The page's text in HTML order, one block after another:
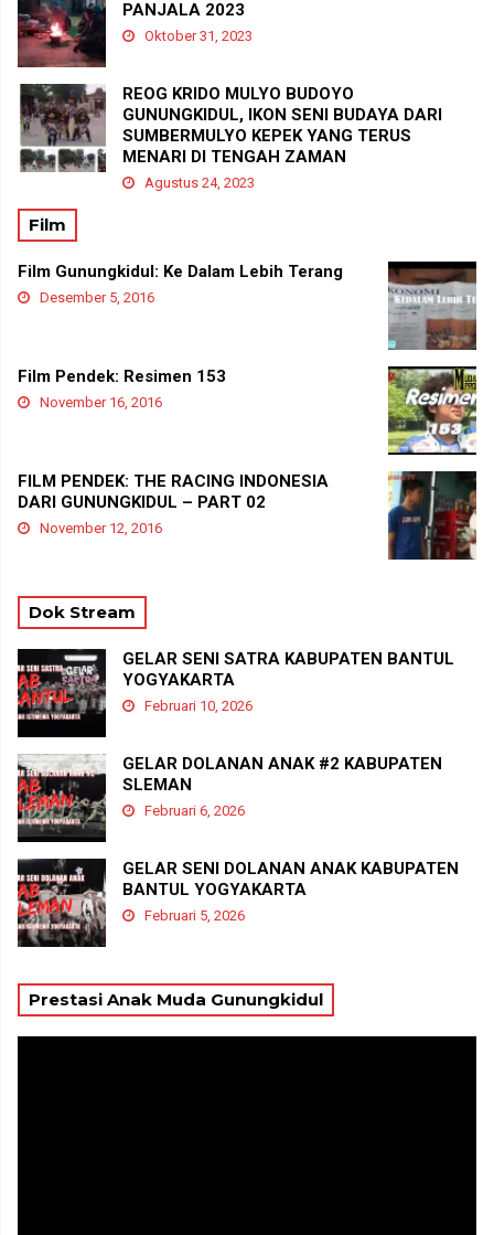
PANJALA 2023
Oktober 31, 2023
REOG KRIDO MULYO BUDOYO
GUNUNGKIDUL, IKON SENI BUDAYA DARI
SUMBERMULYO KEPEK YANG TERUS
MENARI DI TENGAH ZAMAN
Agustus 24, 2023
Film
Film Gunungkidul: Ke Dalam Lebih Terang
Desember 5, 2016
Film Pendek: Resimen 153
November 16, 2016
FILM PENDEK: THE RACING INDONESIA
DARI GUNUNGKIDUL – PART 02
November 12, 2016
Dok Stream
GELAR SENI SATRA KABUPATEN BANTUL
YOGYAKARTA
Februari 10, 2026
GELAR DOLANAN ANAK #2 KABUPATEN
SLEMAN
Februari 6, 2026
GELAR SENI DOLANAN ANAK KABUPATEN
BANTUL YOGYAKARTA
Februari 5, 2026
Prestasi Anak Muda Gunungkidul